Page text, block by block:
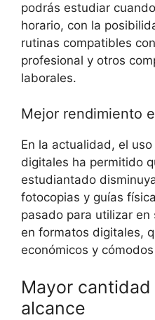
podrás estudiar
horario, con la
rutinas compatibles
profesional y otros
laborales.
Mejor rendimiento
En la actualidad, el
digitales ha permitido
estudiantado
fotocopias y guías
pasado para utilizar
en formatos digitales,
económicos y
Mayor
alcance